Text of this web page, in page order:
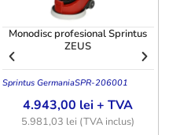
Monodisc profesional Sprintus
ZEUS
Sprintus GermaniaSPR-206001
4.943,00 lei+ TVA
5.981,03 lei (TVA inclus)